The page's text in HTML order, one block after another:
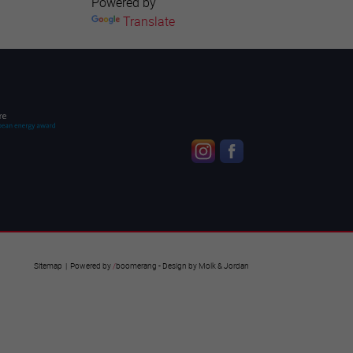
Translate
Sitemap | Powered by /boomerang - Design by Molk & Jordan